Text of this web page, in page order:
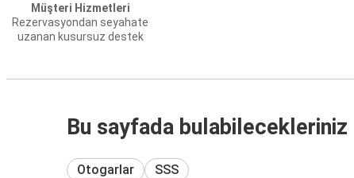
Müşteri Hizmetleri
Rezervasyondan seyahate
uzanan kusursuz destek
Bu sayfada bulabilecekleriniz
Otogarlar SSS